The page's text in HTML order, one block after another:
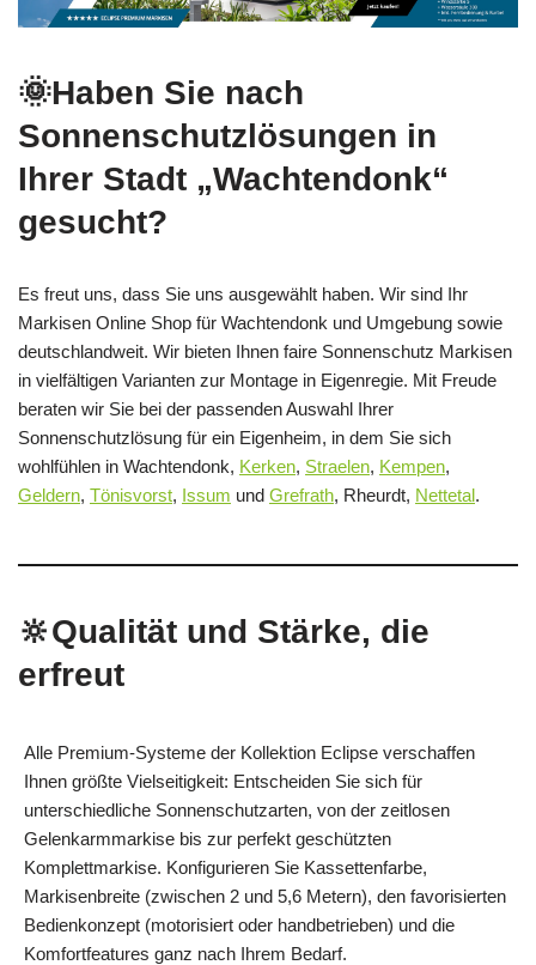
🌞Haben Sie nach
Sonnenschutzlösungen in
Ihrer Stadt „Wachtendonk“
gesucht?
Es freut uns, dass Sie uns ausgewählt haben. Wir sind Ihr
Markisen Online Shop für Wachtendonk und Umgebung sowie
deutschlandweit. Wir bieten Ihnen faire Sonnenschutz Markisen
in vielfältigen Varianten zur Montage in Eigenregie. Mit Freude
beraten wir Sie bei der passenden Auswahl Ihrer
Sonnenschutzlösung für ein Eigenheim, in dem Sie sich
wohlfühlen in Wachtendonk, Kerken, Straelen, Kempen,
Geldern, Tönisvorst, Issum und Grefrath, Rheurdt, Nettetal.
🔆Qualität und Stärke, die
erfreut
Alle Premium-Systeme der Kollektion Eclipse verschaffen
Ihnen größte Vielseitigkeit: Entscheiden Sie sich für
unterschiedliche Sonnenschutzarten, von der zeitlosen
Gelenkarmmarkise bis zur perfekt geschützten
Komplettmarkise. Konfigurieren Sie Kassettenfarbe,
Markisenbreite (zwischen 2 und 5,6 Metern), den favorisierten
Bedienkonzept (motorisiert oder handbetrieben) und die
Komfortfeatures ganz nach Ihrem Bedarf.